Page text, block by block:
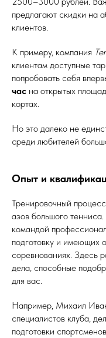
предлагают скидки на
клиентов.
К примеру, компания
клиентам доступные
попробовать себя
час на открытых
кортах.
Но это далеко не
среди любителей
Опыт и
Тренировочный
азов большого
командой
подготовку и имеющих
соревнованиях. Здесь
дела, способные
для вас.
Например, Михаил
специалистов клуба,
подготовки